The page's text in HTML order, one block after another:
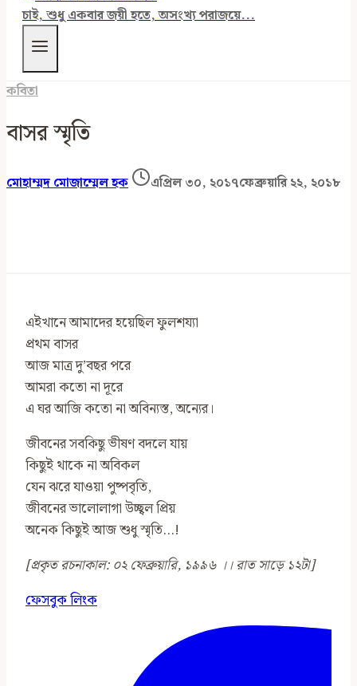
চাই, শুধু একবার জয়ী হতে, অসংখ্য পরাজয়ে...
কবিতা
বাসর স্মৃতি
মোহাম্মদ মোজাম্মেল হক এপ্রিল ৩০, ২০১৭ফেব্রুয়ারি ২২, ২০১৮
এইখানে আমাদের হয়েছিল ফুলশয্যা
প্রথম বাসর
আজ মাত্র দু’বছর পরে
আমরা কতো না দূরে
এ ঘর আজি কতো না অবিন্যস্ত, অন্যের।
জীবনের সবকিছু ভীষণ বদলে যায়
কিছুই থাকে না অবিকল
যেন ঝরে যাওয়া পুষ্পবৃতি,
জীবনের ভালোলাগা উচ্ছ্বল প্রিয়
অনেক কিছুই আজ শুধু স্মৃতি…!
[প্রকৃত রচনাকাল: ০২ ফেব্রুয়ারি, ১৯৯৬ ।। রাত সাড়ে ১২টা]
ফেসবুক লিংক